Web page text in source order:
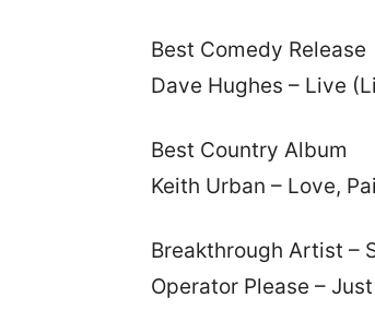
Best Comedy Release
Dave Hughes – Live
Best Country Album
Keith Urban – Love,
Breakthrough Artist –
Operator Please –